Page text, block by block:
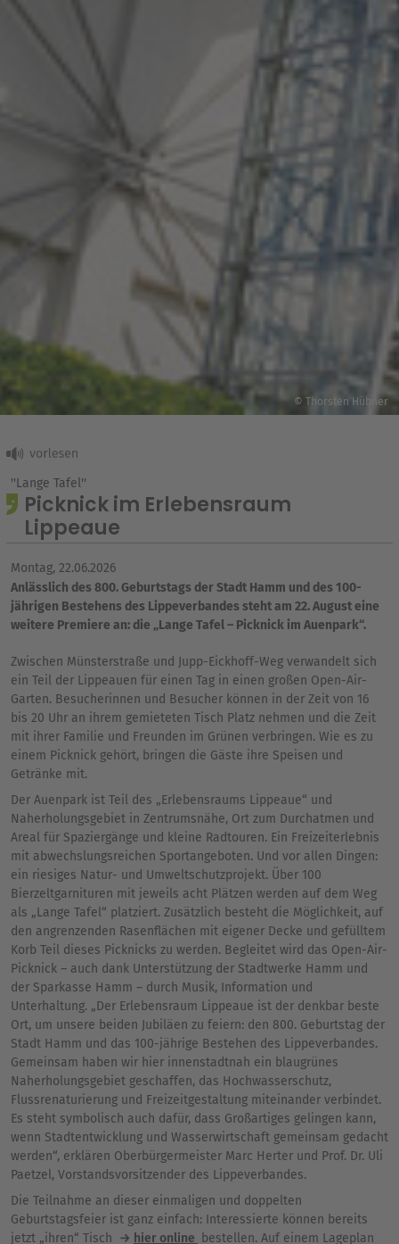
© Thorsten Hübner
''Lange Tafel''
Picknick im Erlebensraum
Lippeaue
Montag, 22.06.2026
Anlässlich des 800. Geburtstags der Stadt Hamm und des 100-
jährigen Bestehens des Lippeverbandes steht am 22. August eine
weitere Premiere an: die „Lange Tafel – Picknick im Auenpark“.
Zwischen Münsterstraße und Jupp-Eickhoff-Weg verwandelt sich
ein Teil der Lippeauen für einen Tag in einen großen Open-Air-
Garten. Besucherinnen und Besucher können in der Zeit von 16
bis 20 Uhr an ihrem gemieteten Tisch Platz nehmen und die Zeit
mit ihrer Familie und Freunden im Grünen verbringen. Wie es zu
einem Picknick gehört, bringen die Gäste ihre Speisen und
Getränke mit.
Der Auenpark ist Teil des „Erlebensraums Lippeaue“ und
Naherholungsgebiet in Zentrumsnähe, Ort zum Durchatmen und
Areal für Spaziergänge und kleine Radtouren. Ein Freizeiterlebnis
mit abwechslungsreichen Sportangeboten. Und vor allen Dingen:
ein riesiges Natur- und Umweltschutzprojekt. Über 100
Bierzeltgarnituren mit jeweils acht Plätzen werden auf dem Weg
als „Lange Tafel“ platziert. Zusätzlich besteht die Möglichkeit, auf
den angrenzenden Rasenflächen mit eigener Decke und gefülltem
Korb Teil dieses Picknicks zu werden. Begleitet wird das Open-Air-
Picknick – auch dank Unterstützung der Stadtwerke Hamm und
der Sparkasse Hamm – durch Musik, Information und
Unterhaltung. „Der Erlebensraum Lippeaue ist der denkbar beste
Ort, um unsere beiden Jubiläen zu feiern: den 800. Geburtstag der
Stadt Hamm und das 100-jährige Bestehen des Lippeverbandes.
Gemeinsam haben wir hier innenstadtnah ein blaugrünes
Naherholungsgebiet geschaffen, das Hochwasserschutz,
Flussrenaturierung und Freizeitgestaltung miteinander verbindet.
Es steht symbolisch auch dafür, dass Großartiges gelingen kann,
wenn Stadtentwicklung und Wasserwirtschaft gemeinsam gedacht
werden“, erklären Oberbürgermeister Marc Herter und Prof. Dr. Uli
Paetzel, Vorstandsvorsitzender des Lippeverbandes.
Die Teilnahme an dieser einmaligen und doppelten
Geburtstagsfeier ist ganz einfach: Interessierte können bereits
jetzt „ihren“ Tisch
hier online bestellen. Auf einem Lageplan